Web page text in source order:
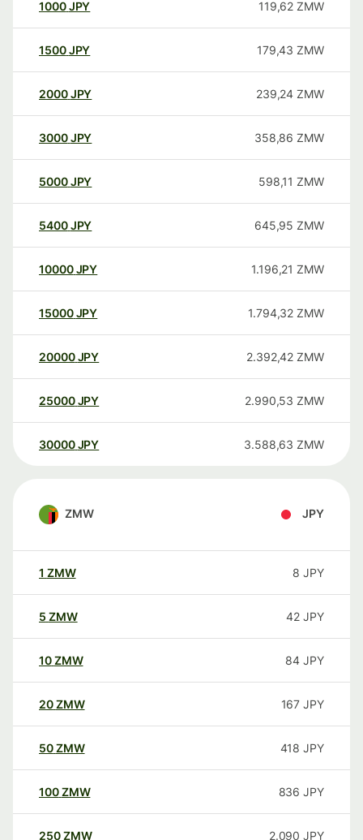
1000JPY 119,62 ZMW
1500JPY 179,43 ZMW
2000JPY 239,24 ZMW
3000JPY 358,86 ZMW
5000JPY 598,11 ZMW
5400JPY 645,95 ZMW
10000 JPY 1.196,21 ZMW
15000 JPY 1.794,32 ZMW
20000 JPY 2.392,42 ZMW
25000 JPY 2.990,53 ZMW
30000 JPY 3.588,63 ZMW
ZMW JPY
1 ZMW 8 JPY
5 ZMW 42 JPY
10ZMW 84 JPY
20ZMW 167 JPY
50ZMW 418 JPY
100ZMW 836 JPY
250ZMW 2.090 JPY